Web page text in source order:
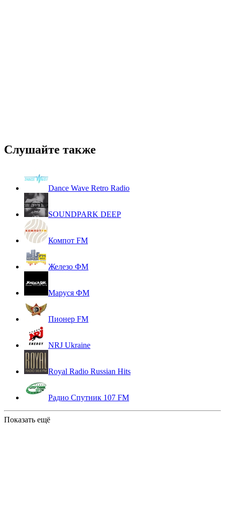
Слушайте также
Dance Wave Retro Radio
SOUNDPARK DEEP
Компот FM
Железо ФМ
Маруся ФМ
Пионер FM
NRJ Ukraine
Royal Radio Russian Hits
Радио Спутник 107 FM
Показать ещё